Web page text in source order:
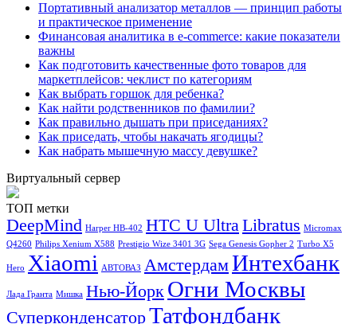
Портативный анализатор металлов — принцип работы
и практическое применение
Финансовая аналитика в e-commerce: какие показатели
важны
Как подготовить качественные фото товаров для
маркетплейсов: чеклист по категориям
Как выбрать горшок для ребенка?
Как найти родственников по фамилии?
Как правильно дышать при приседаниях?
Как приседать, чтобы накачать ягодицы?
Как набрать мышечную массу девушке?
Виртуальный сервер
ТОП метки
DeepMind Harper HB-402 HTC U UltraLibratus Micromax
Q4260 Philips Xenium X588 Prestigio Wize 3401 3G Sega Genesis Gopher 2 Turbo X5
Hero Xiaomi АВТОВАЗ АмстердамИнтехбанк
Лада Гранта Мишка Нью-Йорк Огни Москвы
СуперконденсаторТатфондбанк